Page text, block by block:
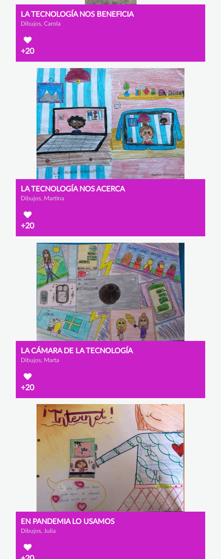
LA TECNOLOGÍA NOS BENEFICIA
Dibujos, Carola
+20
LA TECNOLOGÍA NOS ACERCA
Dibujos, Martina
+20
LA CÁMARA DE LA TECNOLOGÍA
Dibujos, Marta
+20
EN PANDEMIA LO USAMOS
Dibujos, Julia